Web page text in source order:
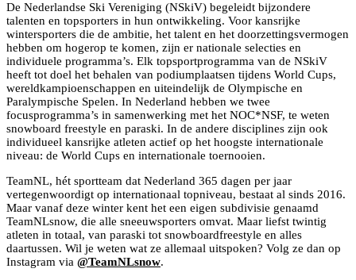
De Nederlandse Ski Vereniging (NSkiV) begeleidt bijzondere
talenten en topsporters in hun ontwikkeling. Voor kansrijke
wintersporters die de ambitie, het talent en het doorzettingsvermogen
hebben om hogerop te komen, zijn er nationale selecties en
individuele programma’s. Elk topsportprogramma van de NSkiV
heeft tot doel het behalen van podiumplaatsen tijdens World Cups,
wereldkampioenschappen en uiteindelijk de Olympische en
Paralympische Spelen. In Nederland hebben we twee
focusprogramma’s in samenwerking met het NOC*NSF, te weten
snowboard freestyle en paraski. In de andere disciplines zijn ook
individueel kansrijke atleten actief op het hoogste internationale
niveau: de World Cups en internationale toernooien.
TeamNL, hét sportteam dat Nederland 365 dagen per jaar
vertegenwoordigt op internationaal topniveau, bestaat al sinds 2016.
Maar vanaf deze winter kent het een eigen subdivisie genaamd
TeamNLsnow, die alle sneeuwsporters omvat. Maar liefst twintig
atleten in totaal, van paraski tot snowboardfreestyle en alles
daartussen. Wil je weten wat ze allemaal uitspoken? Volg ze dan op
Instagram via @TeamNLsnow.